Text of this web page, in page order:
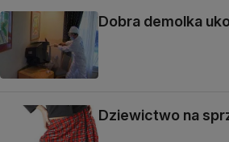
Dobra demolka
Dziewictwo na